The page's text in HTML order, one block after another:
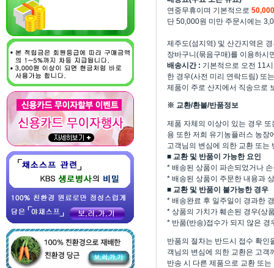
연중무휴이며 기본적으로
단 50,000원 미만 주문시에는
제주도(섬지역) 및 산간지역은
장바구니(묶음구매)를 이용하시
배송시간 : 기본적으로 오전 11
한 경우(사전 미리 연락드림) 또
제품이 주로 산지에서 직송으로
※ 교환/환불/반품정보
제품 자체의 이상이 있는 경우
용 또한 저희 유기농플러스 농장
고객님의 변심에 의한 교환 또는
■ 교환 및 반품이 가능한 요인
* 배송된 상품이 파손되었거나
* 배송된 상품이 주문한 내용과
■ 교환 및 반품이 불가능한 경우
* 배송완료 후 일주일이 경과한
* 상품의 가치가 훼손된 경우(상
* 반품(반송)접수가 되지 않은 경
반품의 절차는 반드시 접수 확인
객님의 변심에 의한 교환은 고객
반송 시 다른 제품으로 교환 또